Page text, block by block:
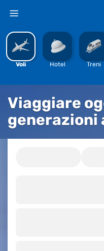
%
Voli Hotel Treni
Viaggiare
generazioni